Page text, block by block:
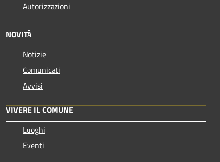
Autorizzazioni
NOVITÀ
Notizie
Comunicati
Avvisi
VIVERE IL COMUNE
Luoghi
Eventi